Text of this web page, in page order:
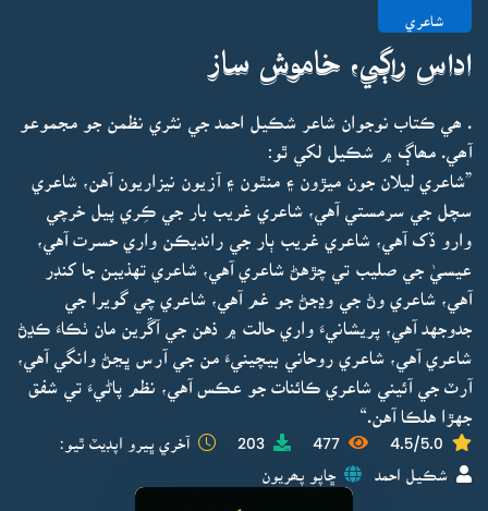
شاعري
اداس راڳي، خاموش ساز
. ھي ڪتاب نوجوان شاعر شڪيل احمد جي نثري نظمن جو مجموعو
آھي. مھاڳ ۾ شڪيل لکي ٿو:
”شاعري ليلان جون ميڙون ۽ منٿون ۽ آزيون نيزاريون آهن، شاعري
سچل جي سرمستي آهي، شاعري غريب بار جي ڪِري پيل خرچي
وارو ڏک آهي، شاعري غريب ٻار جي رانديڪن واري حسرت آهي،
عيسيٰ جي صليب تي چڙهڻ شاعري آهي، شاعري تهذيبن جا کنڊر
آهي، شاعري وڻ جي وڍجڻ جو غم آهي، شاعري چي گويرا جي
جدوجهد آهي، پريشانيءَ واري حالت ۾ ذهن جي آڱرين مان ٺڪاءَ ڪڍڻ
شاعري آهي، شاعري روحاني بيچينيءَ من جي آرس ڀڃڻ وانگي آهي،
آرٽ جي آئيني شاعري ڪائنات جو عڪس آهي، نظم پاڻيءَ تي شفق
جهڙا هلڪا آهن.“
4.5/5.0
477
203 آخري ڀيرو اپڊيٽ ٿيو:
شڪيل احمد ڇاپو پھريون